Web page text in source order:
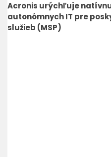
Acronis urýchľuje
autonómnych IT pre
služieb (MSP)